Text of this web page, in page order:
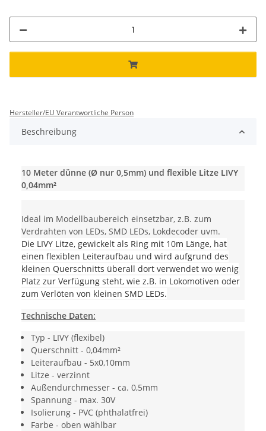
Hersteller/EU Verantwortliche Person
Beschreibung
10 Meter dünne (Ø nur 0,5mm) und flexible Litze LIVY
0,04mm²
Ideal im Modellbaubereich einsetzbar, z.B. zum
Verdrahten von LEDs, SMD LEDs, Lokdecoder uvm.
Die LIVY Litze, gewickelt als Ring mit 10m Länge, hat
einen flexiblen Leiteraufbau und wird aufgrund des
kleinen Querschnitts überall dort verwendet wo wenig
Platz zur Verfügung steht, wie z.B. in Lokomotiven oder
zum Verlöten von kleinen SMD LEDs.
Technische Daten:
Typ - LIVY (flexibel)
Querschnitt - 0,04mm²
Leiteraufbau - 5x0,10mm
Litze - verzinnt
Außendurchmesser - ca. 0,5mm
Spannung - max. 30V
Isolierung - PVC (phthalatfrei)
Farbe - oben wählbar